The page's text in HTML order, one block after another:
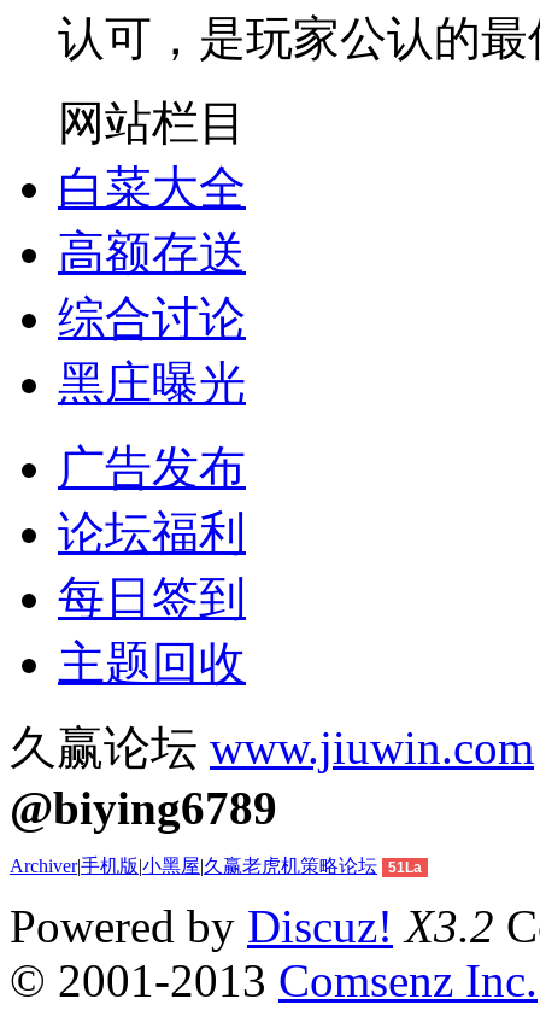
认可，是玩家公认的
网站栏目
白菜大全
高额存送
综合讨论
黑庄曝光
广告发布
论坛福利
每日签到
主题回收
久赢论坛 www.jiuwin.com
@biying6789
Archiver|手机版|小黑屋|久赢老虎机策略论坛 51La
Powered by Discuz! X3.2
© 2001-2013 Comsenz Inc.